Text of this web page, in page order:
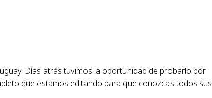
Días atrás tuvimos la oportunidad de probarlo por
que estamos editando para que conozcas todos sus